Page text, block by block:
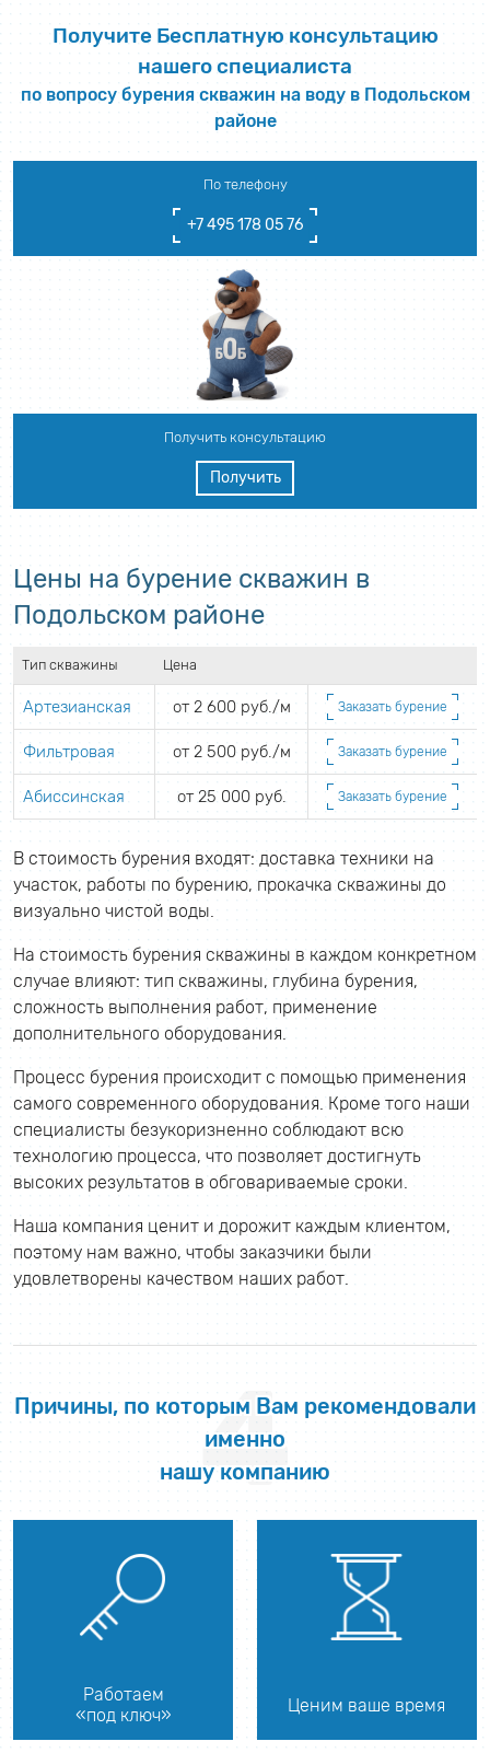
Получите Бесплатную консультацию
нашего специалиста
по вопросу бурения скважин на воду в Подольском
районе
По телефону
+7 495 178 05 76
Получить консультацию
Получить
Цены на бурение скважин в
Подольском районе
Тип скважины Цена
Артезианская от 2 600 руб./м Заказать бурение
Фильтровая от 2 500 руб./м Заказать бурение
Абиссинская от 25 000 руб. Заказать бурение
В стоимость бурения входят: доставка техники на
участок, работы по бурению, прокачка скважины до
визуально чистой воды.
На стоимость бурения скважины в каждом конкретном
случае влияют: тип скважины, глубина бурения,
сложность выполнения работ, применение
дополнительного оборудования.
Процесс бурения происходит с помощью применения
самого современного оборудования. Кроме того наши
специалисты безукоризненно соблюдают всю
технологию процесса, что позволяет достигнуть
высоких результатов в обговариваемые сроки.
Наша компания ценит и дорожит каждым клиентом,
поэтому нам важно, чтобы заказчики были
удовлетворены качеством наших работ.
Причины, по которым Вам рекомендовали
именно
нашу компанию
4
Работаем
«под ключ»
Ценим ваше время